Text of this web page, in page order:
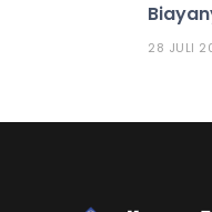
28 JULI